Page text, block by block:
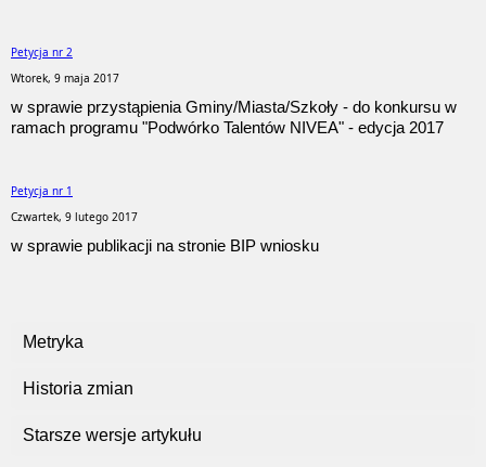
Petycja nr 2
Wtorek, 9 maja 2017
w sprawie przystąpienia Gminy/Miasta/Szkoły - do konkursu w
ramach programu "Podwórko Talentów NIVEA" - edycja 2017
Petycja nr 1
Czwartek, 9 lutego 2017
w sprawie publikacji na stronie BIP wniosku
Metryka
Historia zmian
Starsze wersje artykułu